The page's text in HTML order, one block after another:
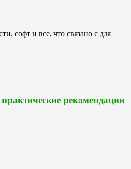
софт и все, что связано с для
рекомендации